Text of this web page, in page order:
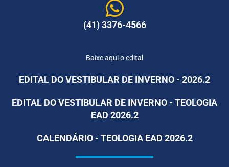
(41) 3376-4566
Baixe aqui o edital
EDITAL DO VESTIBULAR DE INVERNO - 2026.2
EDITAL DO VESTIBULAR DE INVERNO - TEOLOGIA
EAD 2026.2
CALENDÁRIO - TEOLOGIA EAD 2026.2